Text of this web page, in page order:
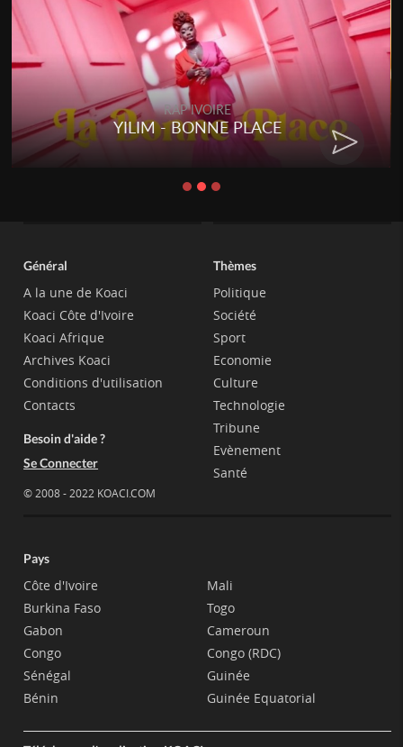
RAP IVOIRE
YILIM - BONNE PLACE
Général
A la une de Koaci
Koaci Côte d'Ivoire
Koaci Afrique
Archives Koaci
Conditions d'utilisation
Contacts
Besoin d'aide ?
Se Connecter
© 2008 - 2022 KOACI.COM
Thèmes
Politique
Société
Sport
Economie
Culture
Technologie
Tribune
Evènement
Santé
Pays
Côte d'Ivoire
Burkina Faso
Gabon
Congo
Sénégal
Bénin
Mali
Togo
Cameroun
Congo (RDC)
Guinée
Guinée Equatorial